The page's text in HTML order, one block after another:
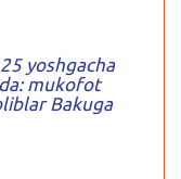
yoshgacha
mukofot
Bakuga